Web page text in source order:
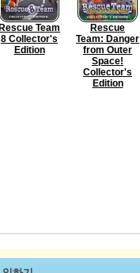
Team
8 Collector's
Edition
Rescue
Team: Danger
from Outer
Space!
Collector's
Edition